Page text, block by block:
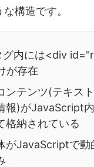
構造です。
内には<div
が存在
ンテンツ(テキス
報)がJavaScript
格納されている
がJavaScriptで動